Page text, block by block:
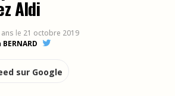
Aldi
le 21 octobre 2019
sur Google